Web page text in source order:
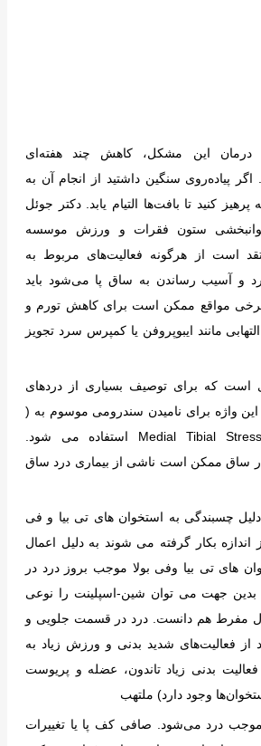
درمان این مشکل، کاهش چند هفته‌ای
پیاده‌روی سنگین داشتید از انجام آن به
کنید تا بافت‌ها التیام یابد. دکتر جوئل
ستون فقرات و ورزش موسسه
است از هرگونه فعالیت‌های مربوط به
و آسیب رساندن به ساق پا می‌شود باید
مواقع ممکن است برای کاهش تورم و
مانند ایبوپروفن یا کمپرس سرد تجویز
است که برای توصیف بسیاری از دردهای
این واژه برای نامیدن سندرومی موسوم به (
MTSS) Medial Tibial Stress Syndrome استفاده می شود.
ساق ممکن است ناشی از بیماری درد ساق
چسبندگی به استخوان های تی بیا و فی
اندازه بکار گرفته می شوند به دلیل اعمال
های تی بیا وفی بولا موجب بروز درد در
بدین جهت می توان شین-اسپلینت را نوعی
مفرط هم دانست. درد در قسمت جلویی و
از فعالیت‌های شدید بدنی و ورزش زیاد به
بدنی زیاد تاندون، عضله و پریوست
وجود دارد) ملتهب
درد می‌شود. صافی کف پا یا تغییرات